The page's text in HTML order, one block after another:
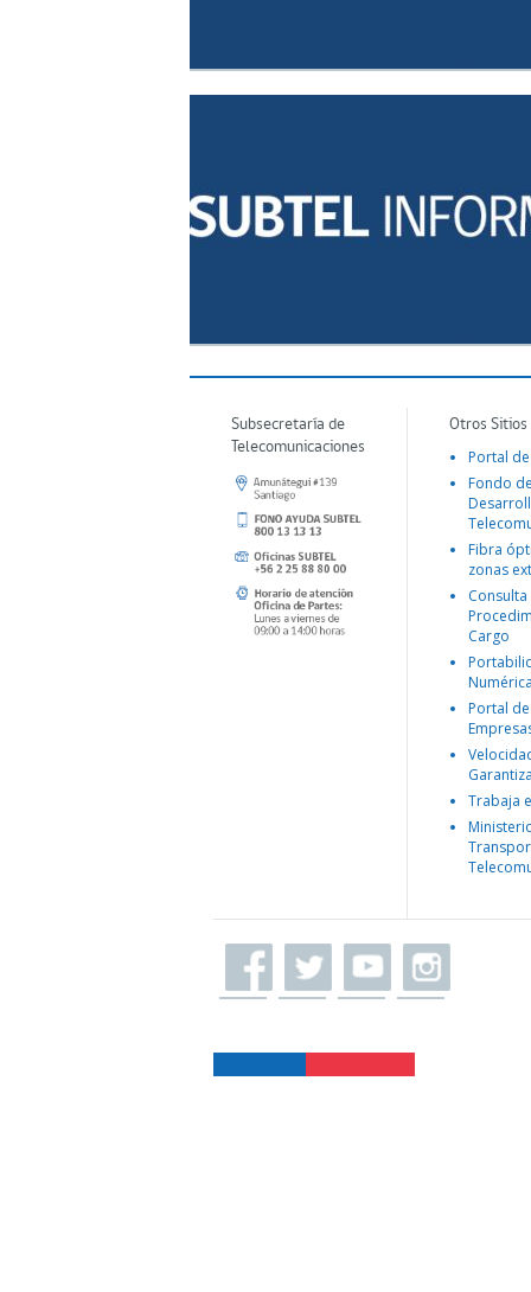
Subsecretaría de
Telecomunicaciones
Otros
Portal
Fondo
Fibra
zonas
Consulta
Cargo
Portal
Trabaja